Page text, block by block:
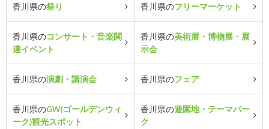
香川県の祭り 香川県のフリーマーケット
香川県のコンサート・音楽関
連イベント
香川県の美術展・博物展・展
示会
香川県の演劇・講演会 香川県のフェア
香川県のGW(ゴールデンウィ
ーク)観光スポット
香川県の遊園地・テーマパー
ク